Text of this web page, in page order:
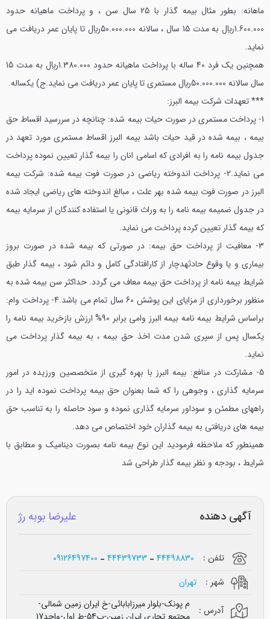
ماهانه: بطور مثال بیمه گذار با 25 سال سن ، و پرداخت ماهيانه حدود
1.600.000ريال به مدت 15 سال ، سالانه 50.000.000ريال تا پايان عمر دريافت مي
نمايد.
همچنين يك فرد 40 ساله با پرداخت ماهيانه حدود 1.380.000ريال به مدت 15
سال سالانه 50.000.000ريال مستمری تا پايان عمر دريافت مي نمايد.
ج) يكساله.
*** تعهدات شركت بیمه البرز:
1- پرداخت مستمری در صورت حيات بیمه شده: چنانچه در سررسيد اقساط حق
بیمه ، بیمه شده در قيد حيات باشد بیمه البرز اقساط مستمری مورد تعهد در
جدول بیمه نامه را به افرادي كه اسامي انان را بیمه گذار تعيين نموده پرداخت
مي نمايد. 2- پرداخت اندوخته رياضي در صورت فوت بیمه شده: شركت بیمه
البرز در صورت فوت بیمه شده بهر علت ، مبالغ اندوخته هاي رياضي ايجاد شده
در جدول ضميمه بیمه نامه را به وراث قانوني يا استفاده كنندگان از سرمايه بیمه
كه بیمه گذار تعيين كرده پرداخت مي نمايد.
3- معافيت از پرداخت حق بیمه: در صورتي كه بیمه شده در صورت بروز
بيماري و يا وقوع حادثهدچار از كارافتادگي كامل و دائم شود ، بیمه گذار طبق
شرايط بیمه نامه از پرداخت حق بیمه معاف مي گردد. حداكثر سن بیمه شده به
منظور برخورداري از مزاياي اين پوشش 60 سال تمام مي باشد.
4- پرداخت وام:
براساس شرايط بیمه نامه بیمه البرز وامي برابر 90% ارزش بازخريد بیمه نامه را
يكسال پس از سپري شدن مدت اخذ حق بیمه ، به بیمه گذار پرداخت مي
نمايد.
5- مشاركت در منافع: بیمه البرز با بهره گيري از متخصصين ورزيده در امور
سرمايه گذاري ، وجوهي را كه شما بعنوان حق بیمه پرداخت نموده ايد را در
راههاي مطمئن و سوداور سرمايه گذاري نموده و سود حاصله را به تناسب حق
بیمه هاي دريافتي به بیمه گذاران خود اختصاص مي دهد.
همينطور كه ملاحظه فرموديد اين نوع بیمه نامه بصورت ديناميك و مطابق با
شرايط ، بودجه و نظر بیمه گذار طراحي شد
آگهی دهنده علیرضا بوبه رژ
تلفن : 44498830
44439733
09126497400
شهر :
تهران
آدرس :
م پونک-بلوار میرزابابائی-خ ایران زمین شمالی-
مجتمع تجاری ایران زمین-پ54-ط اول-واحد17